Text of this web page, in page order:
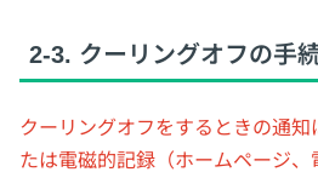
2-3. クーリングオフの手
クーリングオフをするときの通
たは電磁的記録（ホームページ、